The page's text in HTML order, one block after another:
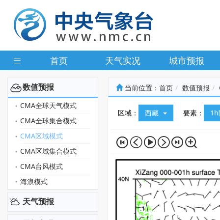
首页 天气实况 城市预报
数值预报
CMA全球天气模式
CMA全球集合模式
CMA区域模式
CMA区域集合模式
CMA台风模式
海浪模式
天气预报
当前位置： 首页 数值预报
区域： 西藏 要素：